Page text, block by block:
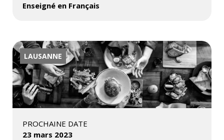
Enseigné en Français
LAUSANNE
PROCHAINE DATE
23 mars 2023